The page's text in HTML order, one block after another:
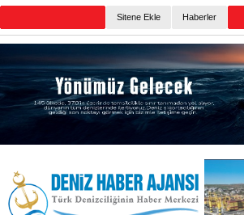
Sitene Ekle Haberler